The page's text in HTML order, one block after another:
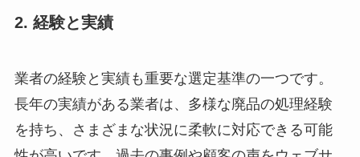
2. 経験と実績
業者の経験と実績も重要な選定基準の一つです。
長年の実績がある業者は、多様な廃品の処理経験
を持ち、さまざまな状況に柔軟に対応できる可能